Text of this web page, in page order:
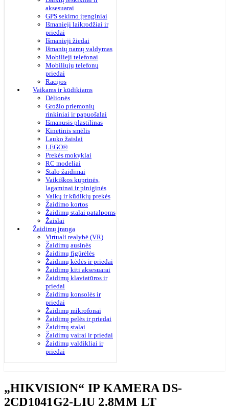
aksesuarai
GPS sekimo įrenginiai
Išmanieji laikrodžiai ir
priedai
Išmanieji žiedai
Išmanių namų valdymas
Mobilieji telefonai
Mobiliųjų telefonų
priedai
Racijos
Vaikams ir kūdikiams
Dėlionės
Grožio priemonių
rinkiniai ir papuošalai
Išmanusis plastilinas
Kinetinis smėlis
Lauko žaislai
LEGO®
Prekės mokyklai
RC modeliai
Stalo žaidimai
Vaikiškos kuprinės,
lagaminai ir piniginės
Vaikų ir kūdikių prekės
Žaidimo kortos
Žaidimų stalai patalpoms
Žaislai
Žaidimų įranga
Virtuali realybė (VR)
Žaidimų ausinės
Žaidimų figūrėlės
Žaidimų kėdės ir priedai
Žaidimų kiti aksesuarai
Žaidimų klaviatūros ir
priedai
Žaidimų konsolės ir
priedai
Žaidimų mikrofonai
Žaidimų pelės ir priedai
Žaidimų stalai
Žaidimų vairai ir priedai
Žaidimų valdikliai ir
priedai
„HIKVISION“ IP KAMERA DS-
2CD1041G2-LIU 2.8MM LT